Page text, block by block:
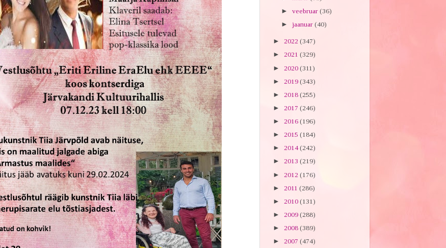
► veebruar (36)
► jaanuar (40)
► 2022 (347)
► 2021 (329)
► 2020 (311)
► 2019 (343)
► 2018 (255)
► 2017 (246)
► 2016 (196)
► 2015 (184)
► 2014(242)
► 2013 (219)
► 2012 (176)
► 2011 (286)
► 2010 (131)
► 2009 (288)
► 2008 (389)
► 2007 (474)